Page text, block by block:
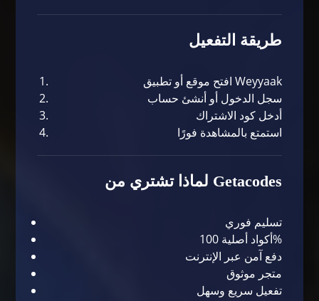
طريقة التفعيل
افتح موقع أو تطبيق Weyyaak
سجل الدخول أو أنشئ حساب
أدخل كود الاشتراك
استمتع بالمشاهدة فورًا
لماذا تشتري من Getacodes
تسليم فوري
أكواد أصلية 100%
دفع آمن عبر الإنترنت
متجر موثوق
تفعيل سريع وسهل